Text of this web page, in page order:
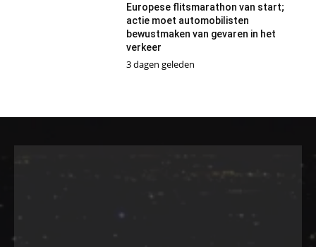
Europese flitsmarathon van start;
actie moet automobilisten
bewustmaken van gevaren in het
verkeer
3 dagen geleden